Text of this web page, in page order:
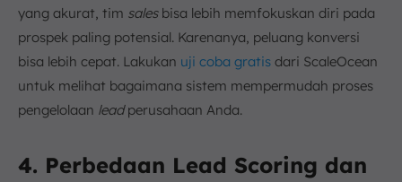
yang akurat, tim sales bisa lebih memfokuskan diri pada
prospek paling potensial. Karenanya, peluang konversi
bisa lebih cepat. Lakukan uji coba gratis dari ScaleOcean
untuk melihat bagaimana sistem mempermudah proses
pengelolaan leadperusahaan Anda.
4. Perbedaan Lead Scoring dan